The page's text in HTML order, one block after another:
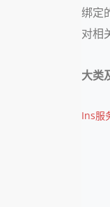
绑定
对相
大类
Ins服